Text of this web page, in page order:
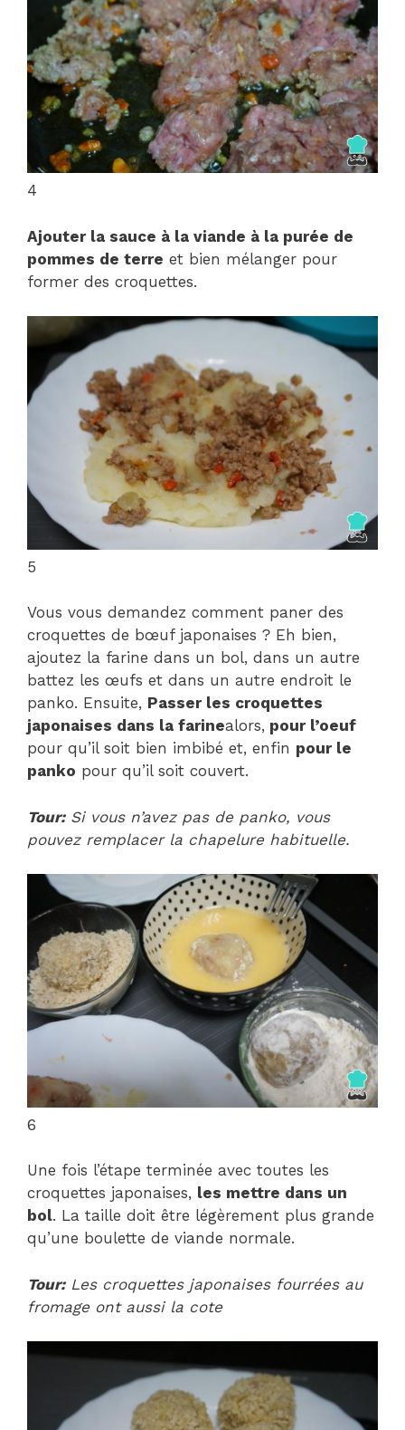
4
Ajouter la sauce à la viande à la purée de
pommes de terre et bien mélanger pour
former des croquettes.
5
Vous vous demandez comment paner des
croquettes de bœuf japonaises ? Eh bien,
ajoutez la farine dans un bol, dans un autre
battez les œufs et dans un autre endroit le
panko. Ensuite, Passer les croquettes
japonaises dans la farinealors, pour l’oeuf
pour qu’il soit bien imbibé et, enfin pour le
panko pour qu’il soit couvert.
Tour:Si vous n’avez pas de panko, vous
pouvez remplacer la chapelure habituelle.
6
Une fois l’étape terminée avec toutes les
croquettes japonaises, les mettre dans un
bol. La taille doit être légèrement plus grande
qu’une boulette de viande normale.
Tour:Les croquettes japonaises fourrées au
fromage ont aussi la cote